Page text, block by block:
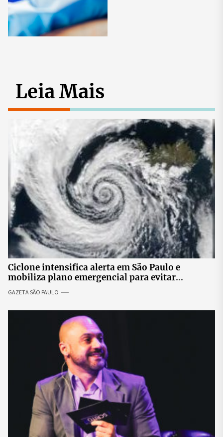
Leia Mais
Ciclone intensifica alerta em São Paulo e
mobiliza plano emergencial para evitar
impactos no fornecimento de energia
GAZETA SÃO PAULO